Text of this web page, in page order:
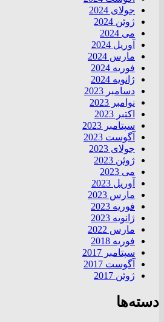
جولای 2024
ژوئن 2024
می 2024
آوریل 2024
مارس 2024
فوریه 2024
ژانویه 2024
دسامبر 2023
نوامبر 2023
اکتبر 2023
سپتامبر 2023
آگوست 2023
جولای 2023
ژوئن 2023
می 2023
آوریل 2023
مارس 2023
فوریه 2023
ژانویه 2023
مارس 2022
فوریه 2018
سپتامبر 2017
آگوست 2017
ژوئن 2017
دسته‌ها